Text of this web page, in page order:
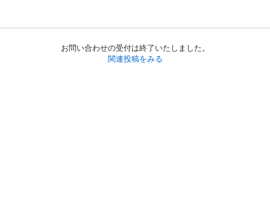
お問い合わせの受付は終了いたしました。
関連投稿をみる